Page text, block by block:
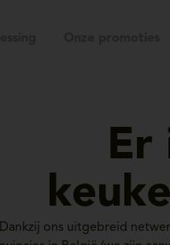
Er
Dankzij ons uitgebreid